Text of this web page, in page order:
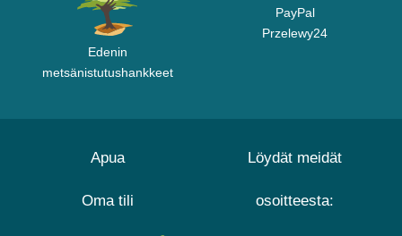
Edenin
metsänistutushankkeet
PayPal
Przelewy24
Apua
Oma tili
Löydät meidät
osoitteesta: